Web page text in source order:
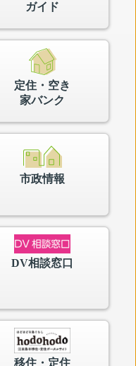
グ広島
童クラブ等運営業務
査を実施
市の支援
ガイド
定住・空き
家バンク
市政情報
DV相談窓口
移住・定住